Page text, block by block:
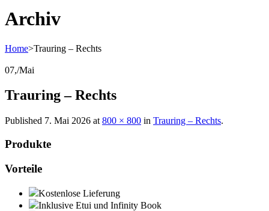
Archiv
Home>Trauring – Rechts
07,/Mai
Trauring – Rechts
Published 7. Mai 2026 at 800 × 800 in Trauring – Rechts.
Produkte
Vorteile
Kostenlose Lieferung
Inklusive Etui und Infinity Book